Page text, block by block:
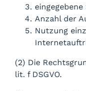
Anzahl der
Nutzung
(2) Die
lit. f DSGVO.